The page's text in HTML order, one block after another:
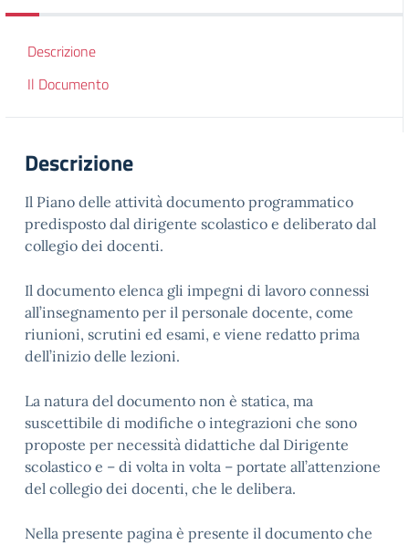
Descrizione
Il Documento
Descrizione
Il Piano delle attività documento programmatico
predisposto dal dirigente scolastico e deliberato dal
collegio dei docenti.
Il documento elenca gli impegni di lavoro connessi
all’insegnamento per il personale docente, come
riunioni, scrutini ed esami, e viene redatto prima
dell’inizio delle lezioni.
La natura del documento non è statica, ma
suscettibile di modifiche o integrazioni che sono
proposte per necessità didattiche dal Dirigente
scolastico e – di volta in volta – portate all’attenzione
del collegio dei docenti, che le delibera.
Nella presente pagina è presente il documento che